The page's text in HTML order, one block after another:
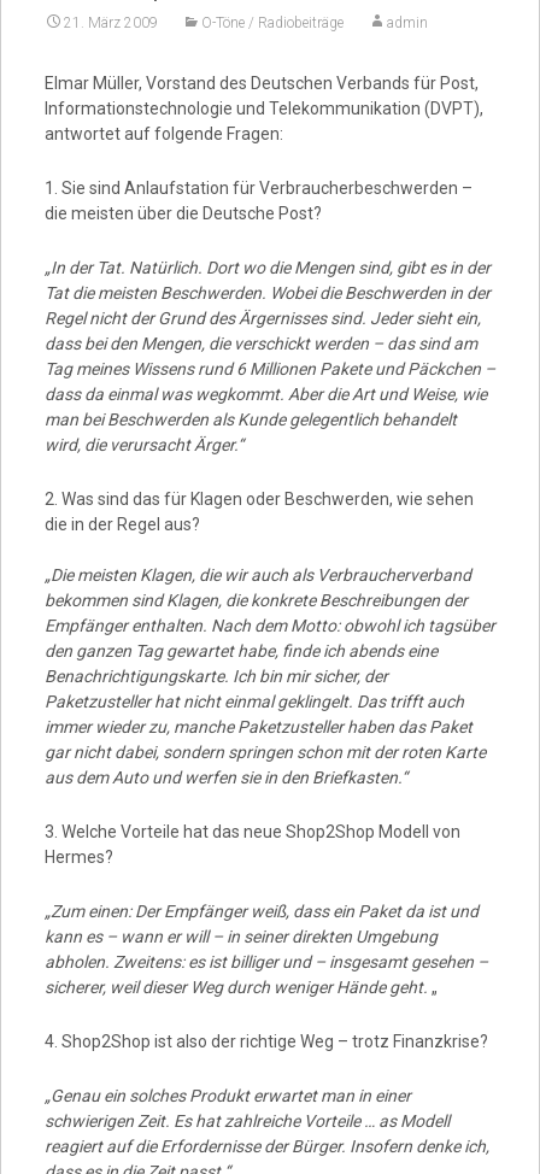
21. März 2009 O-Töne / Radiobeiträge admin
Elmar Müller, Vorstand des Deutschen Verbands für Post,
Informationstechnologie und Telekommunikation (DVPT),
antwortet auf folgende Fragen:
1. Sie sind Anlaufstation für Verbraucherbeschwerden –
die meisten über die Deutsche Post?
„In der Tat. Natürlich. Dort wo die Mengen sind, gibt es in der
Tat die meisten Beschwerden. Wobei die Beschwerden in der
Regel nicht der Grund des Ärgernisses sind. Jeder sieht ein,
dass bei den Mengen, die verschickt werden – das sind am
Tag meines Wissens rund 6 Millionen Pakete und Päckchen –
dass da einmal was wegkommt. Aber die Art und Weise, wie
man bei Beschwerden als Kunde gelegentlich behandelt
wird, die verursacht Ärger.“
2. Was sind das für Klagen oder Beschwerden, wie sehen
die in der Regel aus?
„Die meisten Klagen, die wir auch als Verbraucherverband
bekommen sind Klagen, die konkrete Beschreibungen der
Empfänger enthalten. Nach dem Motto: obwohl ich tagsüber
den ganzen Tag gewartet habe, finde ich abends eine
Benachrichtigungskarte. Ich bin mir sicher, der
Paketzusteller hat nicht einmal geklingelt. Das trifft auch
immer wieder zu, manche Paketzusteller haben das Paket
gar nicht dabei, sondern springen schon mit der roten Karte
aus dem Auto und werfen sie in den Briefkasten.“
3. Welche Vorteile hat das neue Shop2Shop Modell von
Hermes?
„Zum einen: Der Empfänger weiß, dass ein Paket da ist und
kann es – wann er will – in seiner direkten Umgebung
abholen. Zweitens: es ist billiger und – insgesamt gesehen –
sicherer, weil dieser Weg durch weniger Hände geht. „
4. Shop2Shop ist also der richtige Weg – trotz Finanzkrise?
„Genau ein solches Produkt erwartet man in einer
schwierigen Zeit. Es hat zahlreiche Vorteile … as Modell
reagiert auf die Erfordernisse der Bürger. Insofern denke ich,